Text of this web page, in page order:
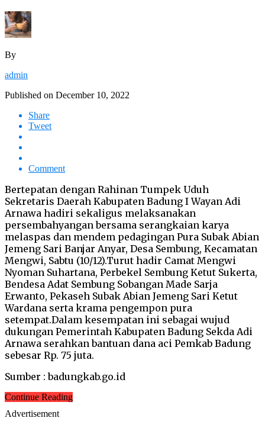
By
admin
Published on December 10, 2022
Share
Tweet
Comment
Bertepatan dengan Rahinan Tumpek Uduh
Sekretaris Daerah Kabupaten Badung I Wayan Adi
Arnawa hadiri sekaligus melaksanakan
persembahyangan bersama serangkaian karya
melaspas dan mendem pedagingan Pura Subak Abian
Jemeng Sari Banjar Anyar, Desa Sembung, Kecamatan
Mengwi, Sabtu (10/12).Turut hadir Camat Mengwi
Nyoman Suhartana, Perbekel Sembung Ketut Sukerta,
Bendesa Adat Sembung Sobangan Made Sarja
Erwanto, Pekaseh Subak Abian Jemeng Sari Ketut
Wardana serta krama pengempon pura
setempat.Dalam kesempatan ini sebagai wujud
dukungan Pemerintah Kabupaten Badung Sekda Adi
Arnawa serahkan bantuan dana aci Pemkab Badung
sebesar Rp. 75 juta.
Sumber : badungkab.go.id
Continue Reading
Advertisement